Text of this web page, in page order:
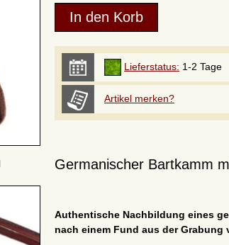
Lieferstatus: 1-2 Tage
Artikel merken?
Germanischer Bartkamm
Authentische Nachbildung eines
nach einem Fund aus der Grabung